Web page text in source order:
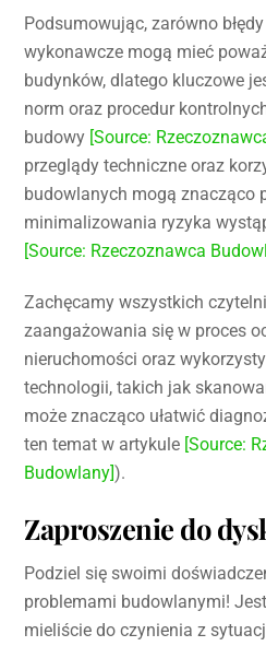
Podsumowując, zarówno
wykonawcze mogą mieć
budynków, dlatego kluczowe
norm oraz procedur
budowy [Source:
przeglądy techniczne oraz
budowlanych mogą znacząco
minimalizowania ryzyka
[Source: Rzeczoznawca
Zachęcamy wszystkich
zaangażowania się w proces
nieruchomości oraz
technologii, takich jak
może znacząco ułatwić
ten temat w artykule [Source:
Budowlany]).
Zaproszenie do
Podziel się swoimi
problemami budowlanymi!
mieliście do czynienia z